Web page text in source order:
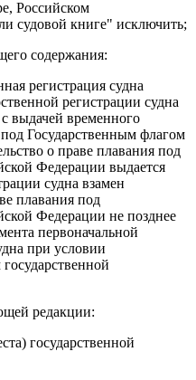
Российском
судовой книге" исключить;
содержания:
регистрация судна
регистрации судна
выдачей временного
Государственным флагом
о праве плавания под
Федерации выдается
судна взамен
плавания под
Федерации не позднее
первоначальной
при условии
редакции:
государственной